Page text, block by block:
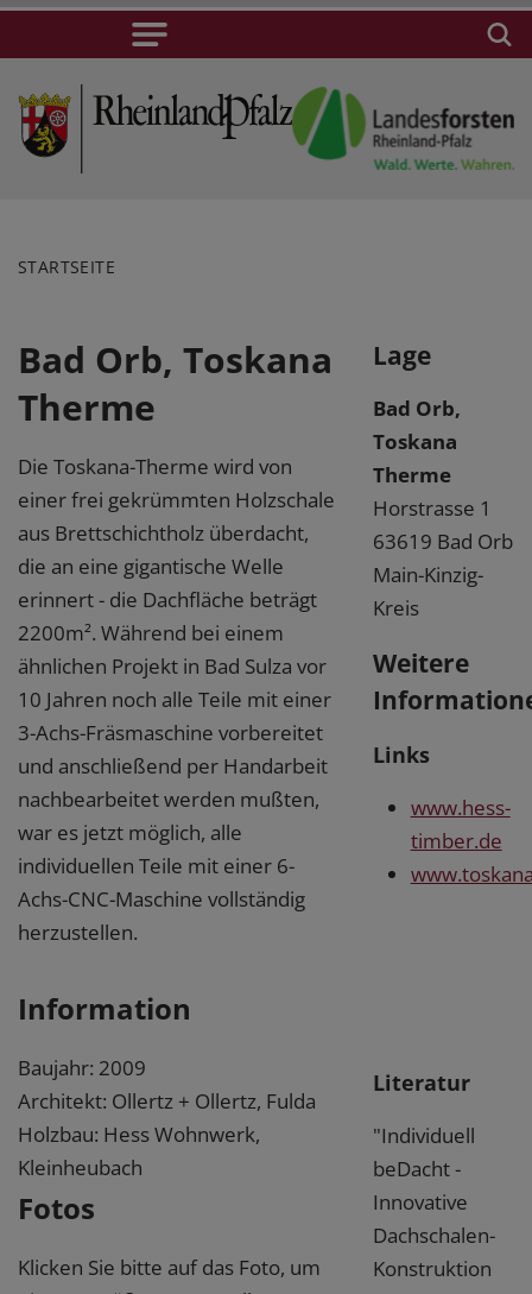
STARTSEITE
Bad Orb, Toskana
Therme
Die Toskana-Therme wird von
einer frei gekrümmten Holzschale
aus Brettschichtholz überdacht,
die an eine gigantische Welle
erinnert - die Dachfläche beträgt
2200m². Während bei einem
ähnlichen Projekt in Bad Sulza vor
10 Jahren noch alle Teile mit einer
3-Achs-Fräsmaschine vorbereitet
und anschließend per Handarbeit
nachbearbeitet werden mußten,
war es jetzt möglich, alle
individuellen Teile mit einer 6-
Achs-CNC-Maschine vollständig
herzustellen.
Information
Baujahr: 2009
Architekt: Ollertz + Ollertz, Fulda
Holzbau: Hess Wohnwerk,
Kleinheubach
Fotos
Klicken Sie bitte auf das Foto, um
Lage
Bad Orb,
Toskana
Therme
Horstrasse 1
63619 Bad Orb
Main-Kinzig-
Kreis
Weitere
Links
www.hess-
timber.de
Literatur
"Individuell
beDacht -
Innovative
Dachschalen-
Konstruktion